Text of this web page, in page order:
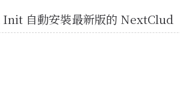
自動安裝最新版的 NextClud